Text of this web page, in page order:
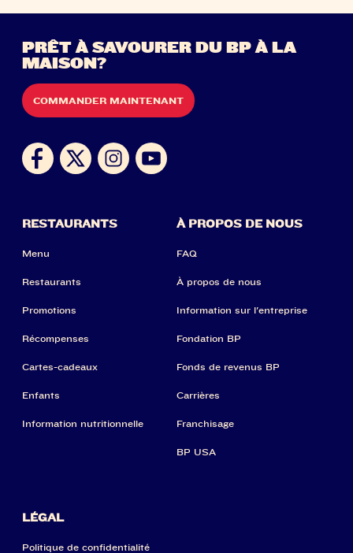
PRÊT À SAVOURER DU BP À LA
MAISON?
COMMANDER MAINTENANT
RESTAURANTS
Menu
Restaurants
Promotions
Récompenses
Cartes-cadeaux
Enfants
Information nutritionnelle
À PROPOS DE NOUS
FAQ
À propos de nous
Information sur l'entreprise
Fondation BP
Fonds de revenus BP
Carrières
Franchisage
BP USA
LÉGAL
Politique de confidentialité